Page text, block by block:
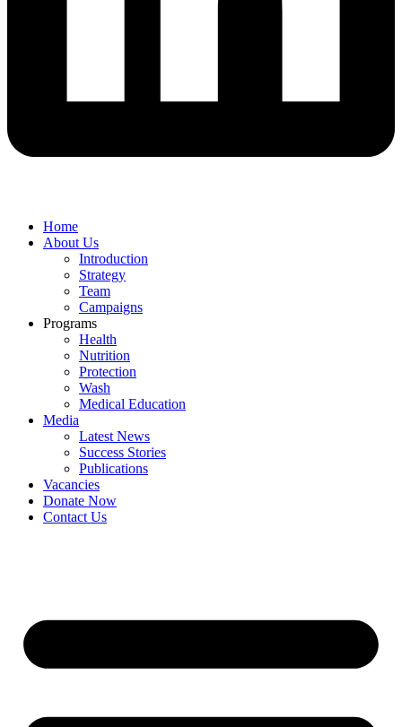
Home
About Us
Introduction
Strategy
Team
Campaigns
Programs
Health
Nutrition
Protection
Wash
Medical Education
Media
Latest News
Success Stories
Publications
Vacancies
Donate Now
Contact Us